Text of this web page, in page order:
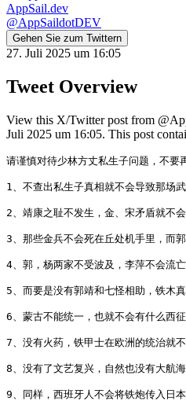
AppSail.dev
@AppSaildotDEV
Gehen Sie zum Twittern
27. Juli 2025 um 16:05
Tweet Overview
View this X/Twitter post from
Juli 2025 um 16:05. This post
请谨慎对待少林方丈私生子问题，不
1、不查出私生子真相就不会导致那场
2、靖康之耻不发生，金、宋矛盾就不
3、那些金兵不会死在丘处机手里，而
4、郭，杨两家不受波及，李萍不会流
5、而要是没有郭靖和七怪相助，铁木
6、蒙古不能统一，也就不会有什么西
7、没有火药，铁甲士在欧洲的统治就
8、没有了文艺复兴，自然也没有大航
9、同样，西班牙人不会将铁炮传入日